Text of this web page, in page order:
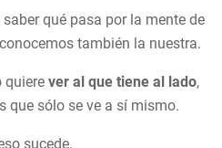
qué pasa por la mente de
también la nuestra.
quiere ver al que tiene al lado,
que sólo se ve a sí mismo.
sucede.